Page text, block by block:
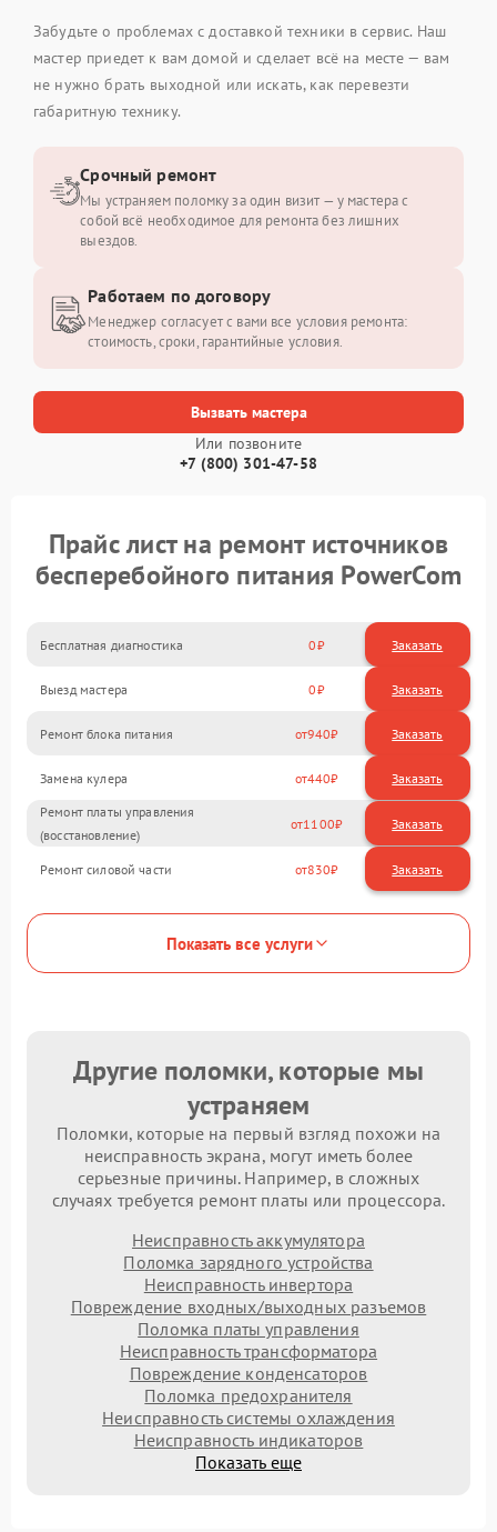
Забудьте о проблемах с доставкой техники в сервис. Наш
мастер приедет к вам домой и сделает всё на месте — вам
не нужно брать выходной или искать, как перевезти
габаритную технику.
Вызвать мастера
Или позвоните
+7 (800) 301-47-58
Срочный ремонт
Мы устраняем поломку за один визит — у мастера с
собой всё необходимое для ремонта без лишних
выездов.
Работаем по договору
Менеджер согласует с вами все условия ремонта:
стоимость, сроки, гарантийные условия.
Прайс лист на ремонт источников
бесперебойного питания PowerCom
Бесплатная диагностика 0 Заказать
Выезд мастера 0 Заказать
Ремонт блока питания 940
Замена кулера 440
Ремонт платы управления
(восстановление)
1100
Ремонт силовой части 830
Показать все услуги
Другие поломки, которые мы
устраняем
Поломки, которые на первый взгляд похожи на
неисправность экрана, могут иметь более
серьезные причины. Например, в сложных
случаях требуется ремонт платы или процессора.
Неисправность аккумулятора
Поломка зарядного устройства
Неисправность инвертора
Повреждение входных/выходных разъемов
Поломка платы управления
Неисправность трансформатора
Повреждение конденсаторов
Поломка предохранителя
Неисправность системы охлаждения
Неисправность индикаторов
Показать еще